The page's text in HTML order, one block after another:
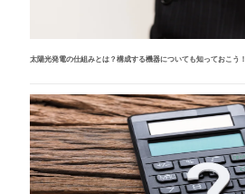
太陽光発電の仕組みとは？構成する機器についても知っておこう！